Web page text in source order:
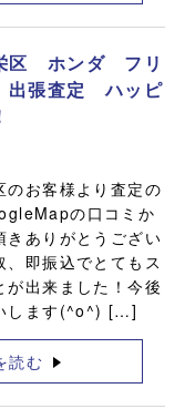
区 ホンダ フリ
張査定 ハッピ
のお客様より査定の
の口コミか
きありがとうござい
、即振込でとてもス
が出来ました！今後
します(^o^) […]
読む